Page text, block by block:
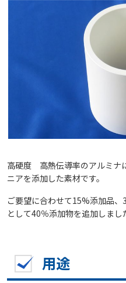
高硬度 高熱伝導率のアルミナ
ニアを添加した素材です。
ご要望に合わせて15%添加品
として40％添加物を追加しまし
用途